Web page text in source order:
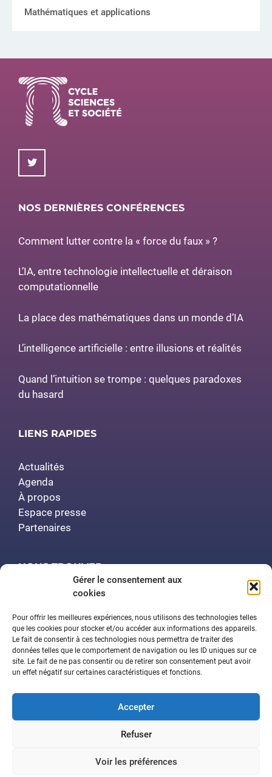
Gérer le consentement aux
cookies
Pour offrir les meilleures expériences, nous utilisons des technologies telles
que les cookies pour stocker et/ou accéder aux informations des appareils.
Le fait de consentir à ces technologies nous permettra de traiter des
données telles que le comportement de navigation ou les ID uniques sur ce
site. Le fait de ne pas consentir ou de retirer son consentement peut avoir
un effet négatif sur certaines caractéristiques et fonctions.
Accepter
Refuser
Voir les préférences
Mathématiques et applications
NOS DERNIÈRES CONFÉRENCES
Comment lutter contre la « force du faux » ?
L’IA, entre technologie intellectuelle et déraison
computationnelle
La place des mathématiques dans un monde d’IA
L’intelligence artificielle : entre illusions et réalités
Quand l’intuition se trompe : quelques paradoxes
du hasard
LIENS RAPIDES
Actualités
Agenda
À propos
Espace presse
Partenaires
NOUS TROUVER
Polytech Nancy
Amphithéâtre Demange
2 rue Jean Lamour
54519 Vandœuvre-lès-Nancy
Contactez-nous
Mentions légales
Politique de confidentialité